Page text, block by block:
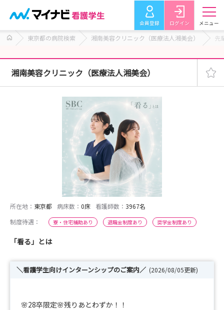
会員登録 ログイン メニュー
東京都の病院検索 湘南美容クリニック（医療法人湘美会） 先
湘南美容クリニック（医療法人湘美会）
所在地： 東京都 病床数： 0床 看護師数： 3967名
制度待遇：
寮・住宅補助あり 退職金制度あり 奨学金制度あり
「看る」とは
＼看護学生向けインターンシップのご案内／ (2026/08/05更新)
🌸28卒限定🌸残りあとわずか！！